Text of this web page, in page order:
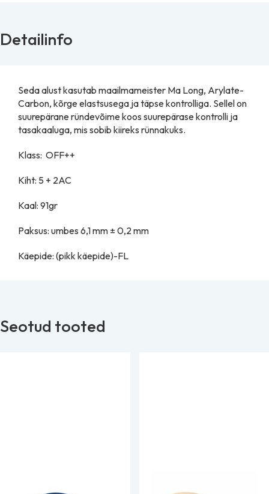
Detailinfo
Seda alust kasutab maailmameister Ma Long, Arylate-
Carbon, kõrge elastsusega ja täpse kontrolliga. Sellel on
suurepärane ründevõime koos suurepärase kontrolli ja
tasakaaluga, mis sobib kiireks rünnakuks.
Klass: OFF++
Kiht: 5 + 2AC
Kaal: 91gr
Paksus: umbes 6,1 mm ± 0,2 mm
Käepide: (pikk käepide)-FL
Seotud tooted
Butterfly Timo Boll ZLF